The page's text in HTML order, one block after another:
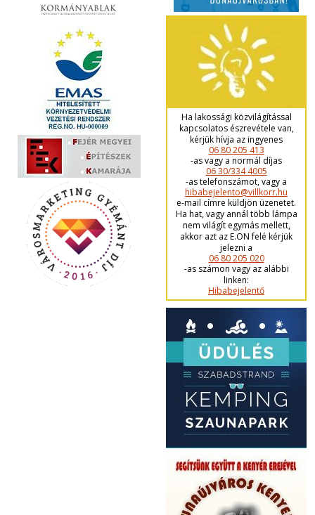
Ha lakossági közvilágítással
kapcsolatos észrevétele van,
kérjük hívja az ingyenes
06 80 205 413
-as vagy a normál díjas
06 30/334 4005
-as telefonszámot, vagy a
hibabejelento@villkorr.hu
e-mail címre küldjön üzenetet.
Ha hat, vagy annál több lámpa
nem világít egymás mellett,
akkor azt az E.ON felé kérjük
jelezni a
06 80 205 020
-as számon vagy az alábbi
linken:
Hibabejelentő